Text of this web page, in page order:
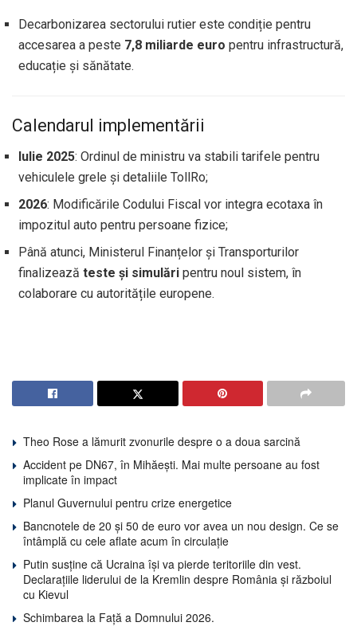
Decarbonizarea sectorului rutier este condiție pentru
accesarea a peste 7,8 miliarde euro pentru infrastructură,
educație și sănătate.
Calendarul implementării
Iulie 2025: Ordinul de ministru va stabili tarifele pentru
vehiculele grele și detaliile TollRo;
2026: Modificările Codului Fiscal vor integra ecotaxa în
impozitul auto pentru persoane fizice;
Până atunci, Ministerul Finanțelor și Transporturilor
finalizează teste și simulări pentru noul sistem, în
colaborare cu autoritățile europene.
Theo Rose a lămurit zvonurile despre o a doua sarcină
Accident pe DN67, în Mihăești. Mai multe persoane au fost
implicate în impact
Planul Guvernului pentru crize energetice
Bancnotele de 20 și 50 de euro vor avea un nou design. Ce se
întâmplă cu cele aflate acum în circulație
Putin susține că Ucraina își va pierde teritoriile din vest.
Declarațiile liderului de la Kremlin despre România și războiul
cu Kievul
Schimbarea la Față a Domnului 2026.